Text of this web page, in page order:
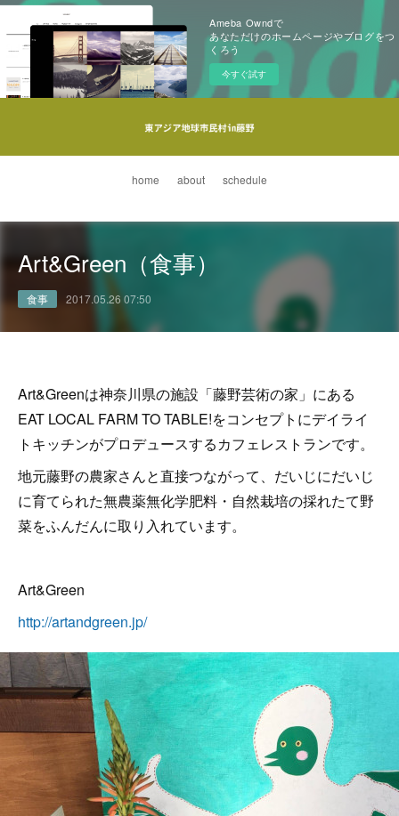
Ameba Owndで
あなただけのホームページやブログをつ
くろう
今すぐ試す
home about schedule
Art&Green（食事）
食事 2017.05.26 07:50
Art&Greenは神奈川県の施設「藤野芸術の家」にある
EAT LOCAL FARM TO TABLE!をコンセプトにデイライ
トキッチンがプロデュースするカフェレストランです。
地元藤野の農家さんと直接つながって、だいじにだいじ
に育てられた無農薬無化学肥料・自然栽培の採れたて野
菜をふんだんに取り入れています。
Art&Green
http://artandgreen.jp/